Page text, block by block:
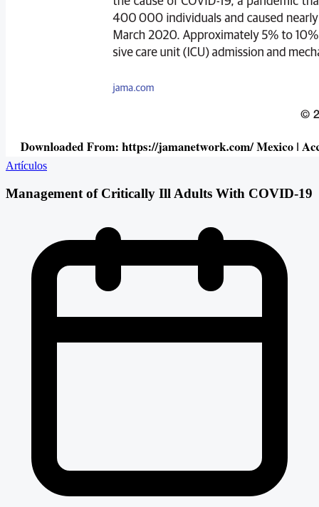
Artículos
Management of Critically Ill Adults With COVID-19